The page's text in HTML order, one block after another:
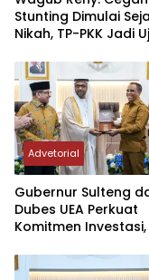
Stunting Dimulai
Nikah, TP-PKK Jadi
Advetorial
Gubernur Sulteng
Dubes UEA Perkuat
Komitmen